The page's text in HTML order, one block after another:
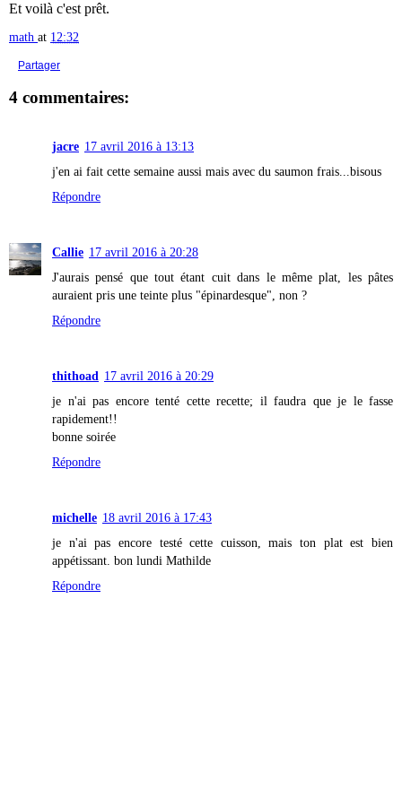
Et voilà c'est prêt.
math at 12:32
Partager
4 commentaires:
jacre 17 avril 2016 à 13:13
j'en ai fait cette semaine aussi mais avec du saumon frais...bisous
Répondre
Callie 17 avril 2016 à 20:28
J'aurais pensé que tout étant cuit dans le même plat, les pâtes
auraient pris une teinte plus "épinardesque", non ?
Répondre
thithoad 17 avril 2016 à 20:29
je n'ai pas encore tenté cette recette; il faudra que je le fasse
rapidement!!
bonne soirée
Répondre
michelle 18 avril 2016 à 17:43
je n'ai pas encore testé cette cuisson, mais ton plat est bien
appétissant. bon lundi Mathilde
Répondre